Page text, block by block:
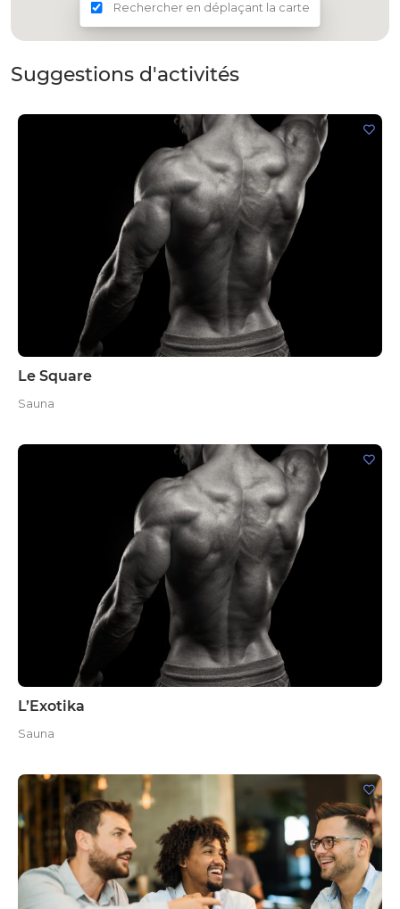
Rechercher en déplaçant la carte
Suggestions d'activités
Le Square
Sauna
L’Exotika
Sauna